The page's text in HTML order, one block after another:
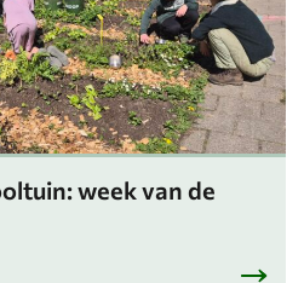
week van de